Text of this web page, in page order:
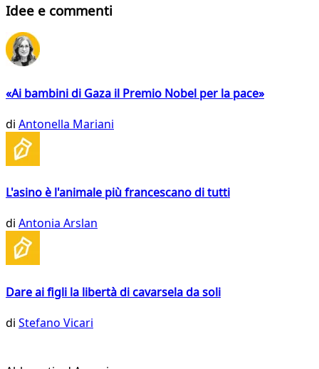
Idee e commenti
«Ai bambini di Gaza il Premio Nobel per la pace»
di Antonella Mariani
L'asino è l'animale più francescano di tutti
di Antonia Arslan
Dare ai figli la libertà di cavarsela da soli
di Stefano Vicari